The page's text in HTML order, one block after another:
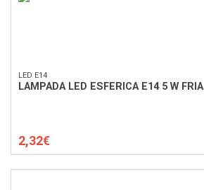
LED E14
LAMPADA LED ESFERICA E14 5 W FRIA
2,32€